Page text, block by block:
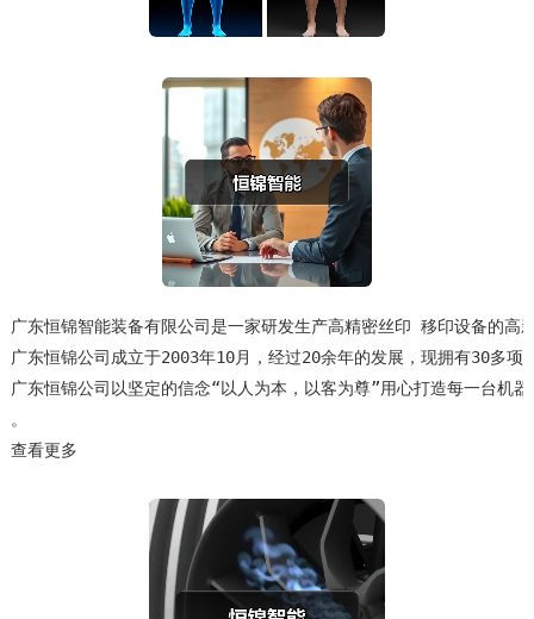
广东恒锦智能装备有限公司是一家研发生产高精密丝印 移印设备的高
广东恒锦公司成立于2003年10月，经过20余年的发展，现拥有30多
广东恒锦公司以坚定的信念“以人为本，以客为尊”用心打造每一台机
查看更多